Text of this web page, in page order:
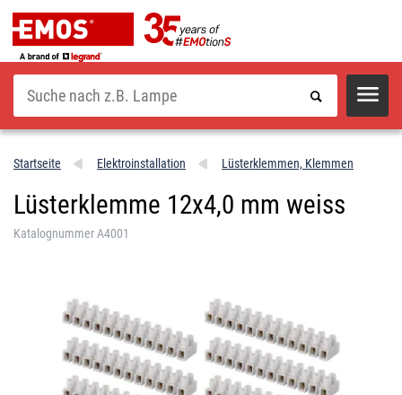
Suche
Startseite Elektroinstallation Lüsterklemmen, Klemmen
Lüsterklemme 12x4,0 mm weiss
Katalognummer A4001